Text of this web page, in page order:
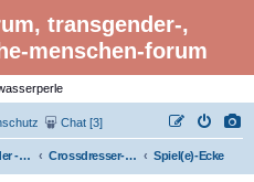
transgender-,
menschen-forum
Chat [3]
Transgender - Crossdresser-Forum Crossdresser- und Transgender-Café Spiel(e)-Ecke